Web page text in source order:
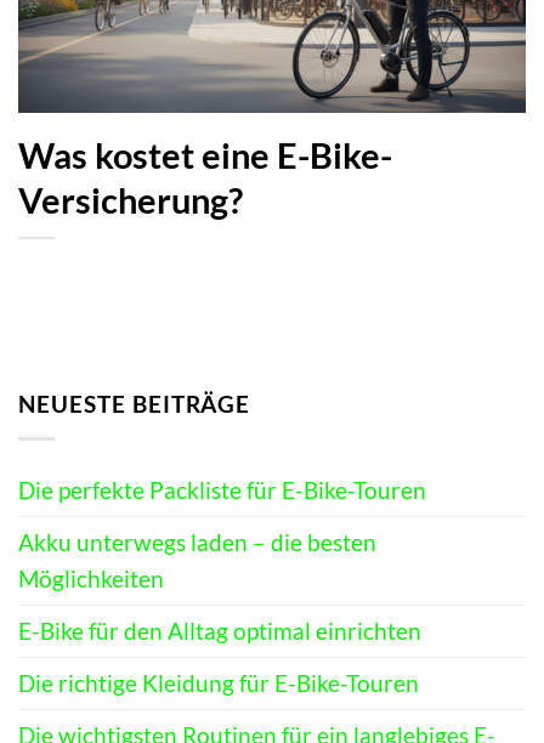
Was kostet eine E-Bike-
Versicherung?
NEUESTE BEITRÄGE
Die perfekte Packliste für E-Bike-Touren
Akku unterwegs laden – die besten
Möglichkeiten
E-Bike für den Alltag optimal einrichten
Die richtige Kleidung für E-Bike-Touren
Die wichtigsten Routinen für ein langlebiges E-